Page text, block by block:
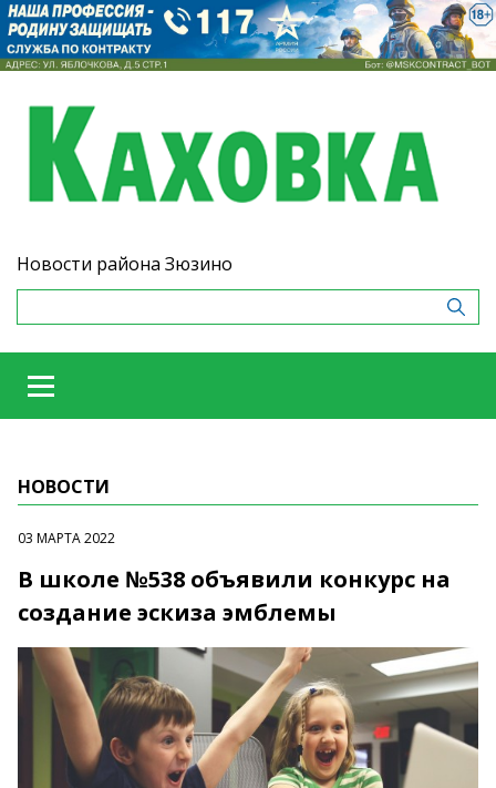
Новости района Зюзино
НОВОСТИ
03 МАРТА 2022
В школе №538 объявили конкурс на
создание эскиза эмблемы